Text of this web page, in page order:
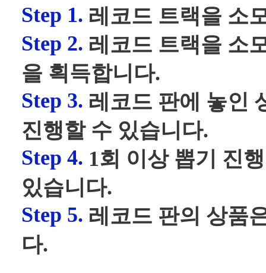
Step 1. 레코드 트랙을 소
Step 2. 레코드 트랙을 소
을 획득합니다.
Step 3. 레코드 판에 놓인
진행할 수 있습니다.
Step 4. 1회 이상 뽑기 진
있습니다.
Step 5. 레코드 판의 상품
다.